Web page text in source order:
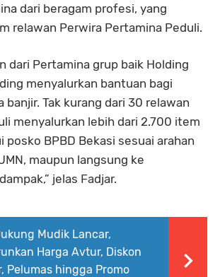
dari beragam profesi, yang
relawan Perwira Pertamina Peduli.
dari Pertamina grup baik Holding
menyalurkan bantuan bagi
banjir. Tak kurang dari 30 relawan
menyalurkan lebih dari 2.700 item
posko BPBD Bekasi sesuai arahan
maupun langsung ke
jelas Fadjar.
Mudik Lancar,
Harga Avtur, Diskon
Pelumas hingga Promo